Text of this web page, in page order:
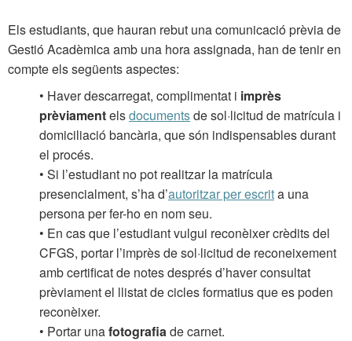
Els estudiants, que hauran rebut una comunicació prèvia de
Gestió Acadèmica amb una hora assignada, han de tenir en
compte els següents aspectes:
• Haver descarregat, complimentat i imprès
prèviamentelsdocumentsde sol·licitud de matrícula i
domiciliació bancària, que són indispensables durant
el procés.
• Si l’estudiant no pot realitzar la matrícula
presencialment, s’ha d’autoritzar per escrita una
persona per fer-ho en nom seu.
• En cas que l’estudiant vulgui reconèixer crèdits del
CFGS, portar l’imprès de sol·licitud de reconeixement
amb certificat de notes després d’haver consultat
prèviament el llistat de cicles formatius que es poden
reconèixer.
• Portar unafotografiade carnet.